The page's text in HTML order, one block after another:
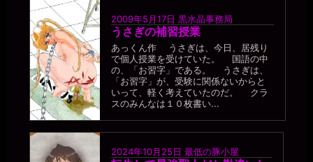
2009年5月17日 黒水晶事務局
うさぎの補習授業
あっくん作 うさぎは、今日、居残り
で個人授業を受けていた。 国語の中
の、「お習字」である。 うさぎは、
「お習字」が、受験に関係ないからと
いって、軽く考えていたのだ。 クラ
スのみんなは１０枚書い...
2024年10月25日 最低の豚小屋